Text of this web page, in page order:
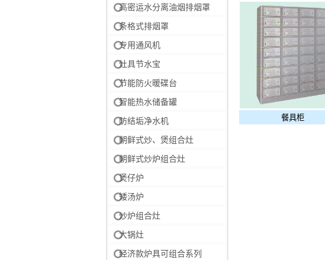
高密运水分离油烟排烟罩
条格式排烟罩
专用通风机
灶具节水宝
节能防火暖碟台
智能热水储备罐
防结垢净水机
朝鲜式炒、煲组合灶
朝鲜式炒炉组合灶
煲仔炉
矮汤炉
炒炉组合灶
大锅灶
经济款炉具可组合系列
餐具柜